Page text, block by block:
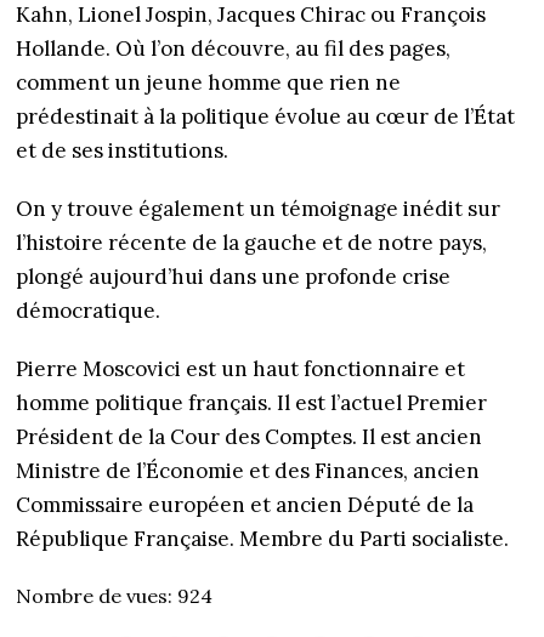
Kahn, Lionel Jospin, Jacques Chirac ou François
Hollande. Où l’on découvre, au fil des pages,
comment un jeune homme que rien ne
prédestinait à la politique évolue au cœur de l’État
et de ses institutions.
On y trouve également un témoignage inédit sur
l’histoire récente de la gauche et de notre pays,
plongé aujourd’hui dans une profonde crise
démocratique.
Pierre Moscovici est un haut fonctionnaire et
homme politique français. Il est l’actuel Premier
Président de la Cour des Comptes. Il est ancien
Ministre de l’Économie et des Finances, ancien
Commissaire européen et ancien Député de la
République Française. Membre du Parti socialiste.
Nombre de vues: 924